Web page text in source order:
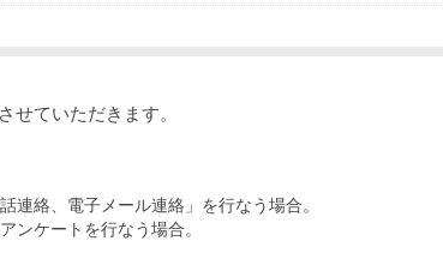
ていただきます。
絡、電子メール連絡」を行なう場合。
ンケートを行なう場合。